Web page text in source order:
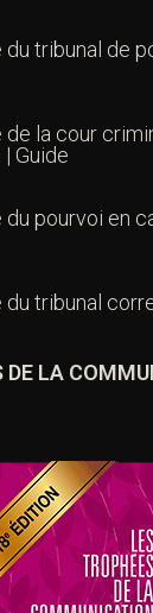
tribunal de
de la cour
Guide
pourvoi en
du tribunal
DE LA